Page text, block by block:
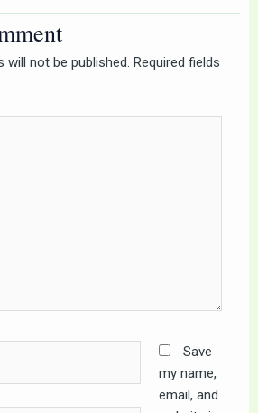
will not be published. Required fields
Save
my name,
email, and